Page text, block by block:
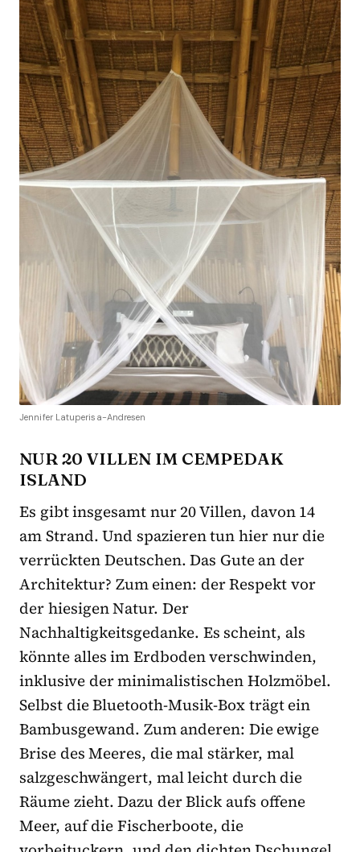
Jennifer Latuperisa-Andresen
NUR 20 VILLEN IM CEMPEDAK
ISLAND
Es gibt insgesamt nur 20 Villen, davon 14
am Strand. Und spazieren tun hier nur die
verrückten Deutschen. Das Gute an der
Architektur? Zum einen: der Respekt vor
der hiesigen Natur. Der
Nachhaltigkeitsgedanke. Es scheint, als
könnte alles im Erdboden verschwinden,
inklusive der minimalistischen Holzmöbel.
Selbst die Bluetooth-Musik-Box trägt ein
Bambusgewand. Zum anderen: Die ewige
Brise des Meeres, die mal stärker, mal
salzgeschwängert, mal leicht durch die
Räume zieht. Dazu der Blick aufs offene
Meer, auf die Fischerboote, die